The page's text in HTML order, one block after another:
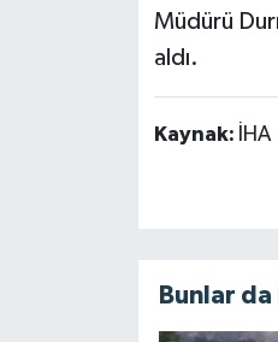
Müdürü
aldı.
Kaynak: İHA
Bunlar